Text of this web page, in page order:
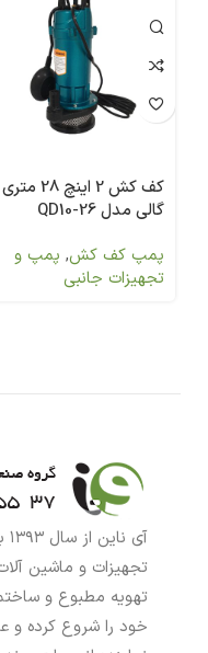
کف کش 2 اینچ 28 متری
گالی مدل QD10-26
پمپ کف کش, پمپ و
تجهیزات جانبی
تجهیزات و ماشین
تهویه مطبوع و
خود را شروع کرده و